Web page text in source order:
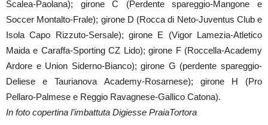
Scalea-Paolana); girone C (Perdente spareggio-Mangone e
Soccer Montalto-Frale); girone D (Rocca di Neto-Juventus Club e
Isola Capo Rizzuto-Sersale); girone E (Vigor Lamezia-Atletico
Maida e Caraffa-Sporting CZ Lido); girone F (Roccella-Academy
Ardore e Union Siderno-Bianco); girone G (perdente spareggio-
Deliese e Taurianova Academy-Rosarnese); girone H (Pro
Pellaro-Palmese e Reggio Ravagnese-Gallico Catona).
In foto copertina l’imbattuta Digiesse PraiaTortora